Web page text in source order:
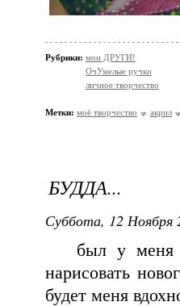
Рубрики: мои ДРУГИ!
ОчУмелые ручки
личное творчество
Метки: моё творчество акрил
БУДДА...
Суббота, 12 Ноября
был у меня
нарисовать
будет меня